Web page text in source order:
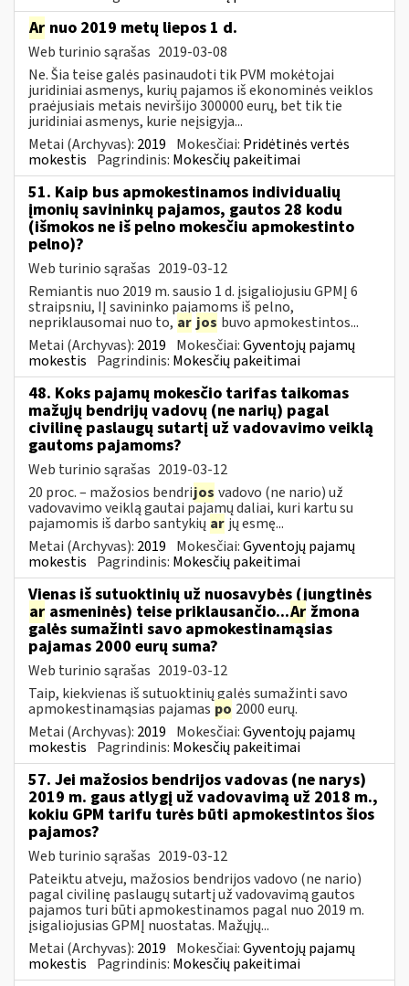
Ar nuo 2019 metų liepos 1 d.
Web turinio sąrašas 2019-03-08
Ne. Šia teise galės pasinaudoti tik PVM mokėtojai
juridiniai asmenys, kurių pajamos iš ekonominės veiklos
praėjusiais metais neviršijo 300000 eurų, bet tik tie
juridiniai asmenys, kurie neįsigyja...
Metai (Archyvas): 2019 Mokesčiai: Pridėtinės vertės
mokestis Pagrindinis: Mokesčių pakeitimai
51. Kaip bus apmokestinamos individualių
įmonių savininkų pajamos, gautos 28 kodu
(išmokos ne iš pelno mokesčiu apmokestinto
pelno)?
Web turinio sąrašas 2019-03-12
Remiantis nuo 2019 m. sausio 1 d. įsigaliojusiu GPMĮ 6
straipsniu, IĮ savininko pajamoms iš pelno,
nepriklausomai nuo to, ar jos buvo apmokestintos...
Metai (Archyvas): 2019 Mokesčiai:Gyventojų pajamų
mokestis Pagrindinis: Mokesčių pakeitimai
48. Koks pajamų mokesčio tarifas taikomas
mažųjų bendrijų vadovų (ne narių) pagal
civilinę paslaugų sutartį už vadovavimo veiklą
gautoms pajamoms?
Web turinio sąrašas 2019-03-12
20 proc. – mažosios bendrijos vadovo (ne nario) už
vadovavimo veiklą gautai pajamų daliai, kuri kartu su
pajamomis iš darbo santykių ar jų esmę...
Metai (Archyvas): 2019 Mokesčiai:Gyventojų pajamų
mokestis Pagrindinis: Mokesčių pakeitimai
Vienas iš sutuoktinių už nuosavybės (jungtinės
ar asmeninės) teise priklausančio...Ar žmona
galės sumažinti savo apmokestinamąsias
pajamas 2000 eurų suma?
Web turinio sąrašas 2019-03-12
Taip, kiekvienas iš sutuoktinių galės sumažinti savo
apmokestinamąsias pajamas po 2000 eurų.
Metai (Archyvas): 2019 Mokesčiai:Gyventojų pajamų
mokestis Pagrindinis: Mokesčių pakeitimai
57. Jei mažosios bendrijos vadovas (ne narys)
2019 m. gaus atlygį už vadovavimą už 2018 m.,
kokiu GPM tarifu turės būti apmokestintos šios
pajamos?
Web turinio sąrašas 2019-03-12
Pateiktu atveju, mažosios bendrijos vadovo (ne nario)
pagal civilinę paslaugų sutartį už vadovavimą gautos
pajamos turi būti apmokestinamos pagal nuo 2019 m.
įsigaliojusias GPMĮ nuostatas. Mažųjų...
Metai (Archyvas): 2019 Mokesčiai:Gyventojų pajamų
mokestis Pagrindinis: Mokesčių pakeitimai